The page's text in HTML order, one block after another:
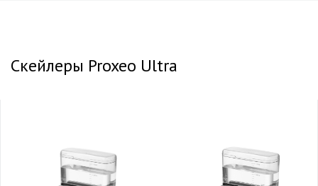
Скейлеры Proxeo Ultra